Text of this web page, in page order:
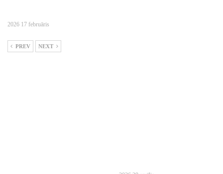
2026 17 februāris
PREV NEXT